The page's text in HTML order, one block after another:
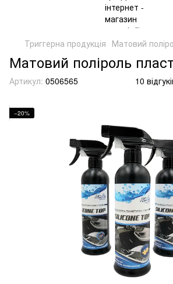
Триггерна продукція Матовий
Матовий поліроль
Артикул: 0506565 10
−20%